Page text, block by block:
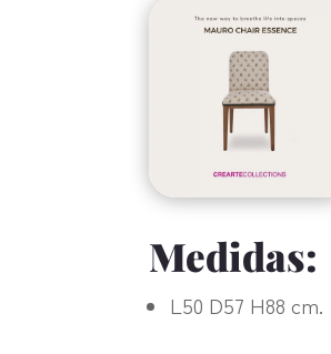
Medidas:
L50 D57 H88 cm.